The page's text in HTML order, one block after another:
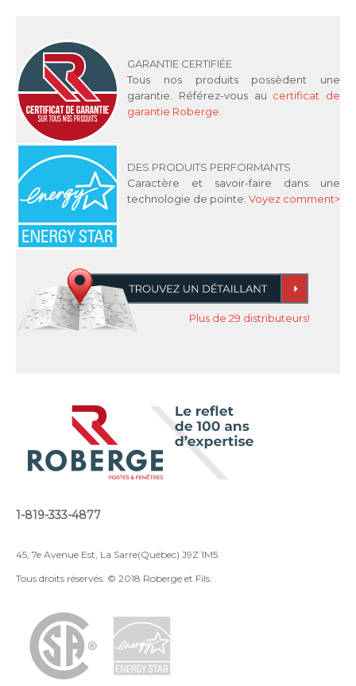
GARANTIE CERTIFIÉE
Tous nos produits possèdent une
garantie. Référez-vous au certificat de
garantie Roberge.
DES PRODUITS PERFORMANTS
Caractère et savoir-faire dans une
technologie de pointe. Voyez comment>
Plus de 29 distributeurs!
1-819-333-4877
45, 7e Avenue Est, La Sarre(Québec) J9Z 1M5
Tous droits réservés. © 2018 Roberge et Fils.